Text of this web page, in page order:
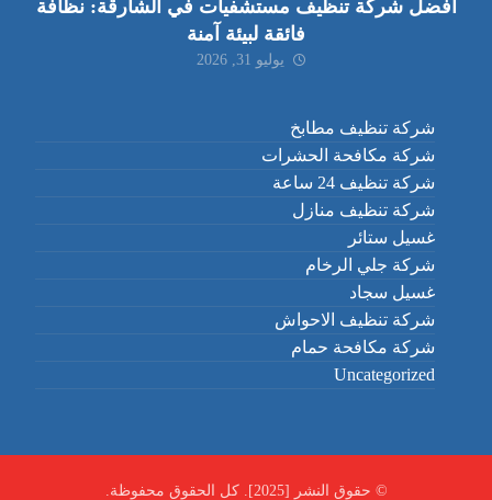
أفضل شركة تنظيف مستشفيات في الشارقة: نظافة
فائقة لبيئة آمنة
يوليو 31, 2026
شركة تنظيف مطابخ
شركة مكافحة الحشرات
شركة تنظيف 24 ساعة
شركة تنظيف منازل
غسيل ستائر
شركة جلي الرخام
غسيل سجاد
شركة تنظيف الاحواش
شركة مكافحة حمام
Uncategorized
© حقوق النشر [2025]. كل الحقوق محفوظة.